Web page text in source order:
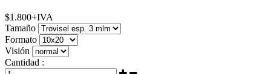
$1.800+IVA
Tamaño
Formato
Visión
Cantidad :